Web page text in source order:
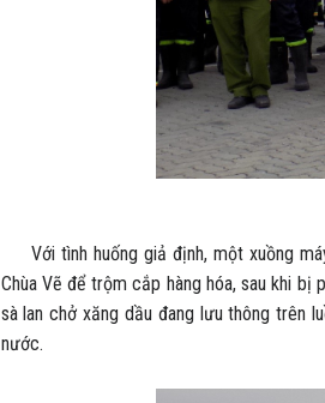
Với tình huống giả định, một xuồng
Chùa Vẽ để trộm cắp hàng hóa, sau khi bị
sà lan chở xăng dầu đang lưu thông trên
nước.